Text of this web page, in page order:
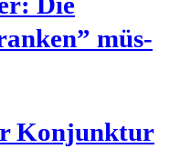
müs­
Kon­junk­tur